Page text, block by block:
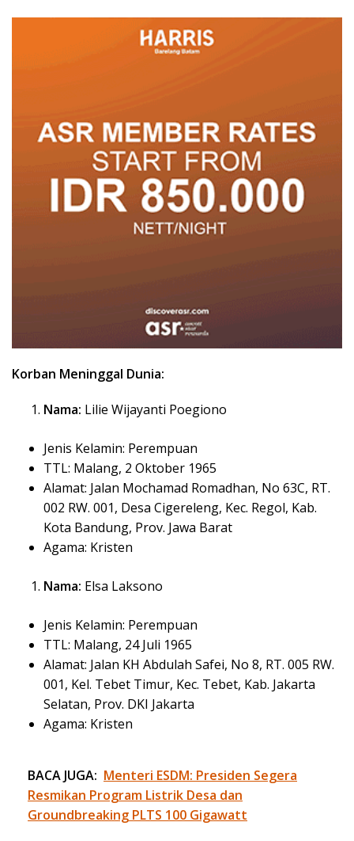
Korban Meninggal Dunia:
Nama: Lilie Wijayanti Poegiono
Jenis Kelamin: Perempuan
TTL: Malang, 2 Oktober 1965
Alamat: Jalan Mochamad Romadhan, No 63C, RT.
002 RW. 001, Desa Cigereleng, Kec. Regol, Kab.
Kota Bandung, Prov. Jawa Barat
Agama: Kristen
Nama: Elsa Laksono
Jenis Kelamin: Perempuan
TTL: Malang, 24 Juli 1965
Alamat: Jalan KH Abdulah Safei, No 8, RT. 005 RW.
001, Kel. Tebet Timur, Kec. Tebet, Kab. Jakarta
Selatan, Prov. DKI Jakarta
Agama: Kristen
BACA JUGA: Menteri ESDM: Presiden Segera
Resmikan Program Listrik Desa dan
Groundbreaking PLTS 100 Gigawatt